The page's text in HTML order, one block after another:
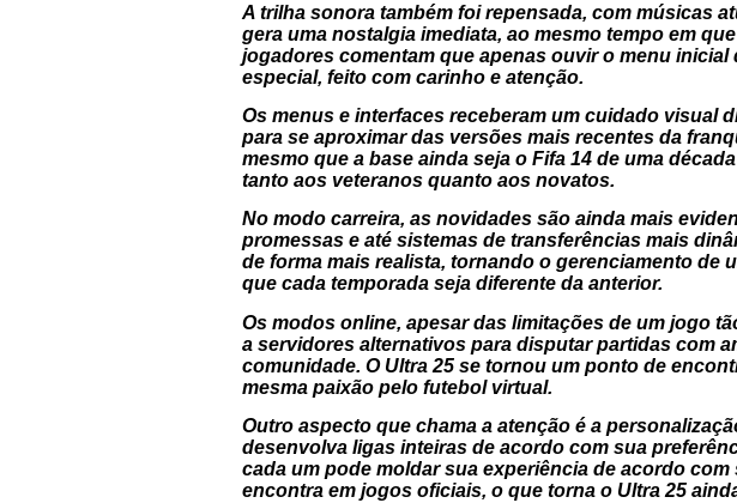
A trilha sonora também foi repensada, com músicas
gera uma nostalgia imediata, ao mesmo tempo em
jogadores comentam que apenas ouvir o menu
especial, feito com carinho e atenção.
Os menus e interfaces receberam um cuidado visual
para se aproximar das versões mais recentes da
mesmo que a base ainda seja o Fifa 14 de uma
tanto aos veteranos quanto aos novatos.
No modo carreira, as novidades são ainda mais
promessas e até sistemas de transferências mais
de forma mais realista, tornando o gerenciamento de
que cada temporada seja diferente da anterior.
Os modos online, apesar das limitações de um jogo
a servidores alternativos para disputar partidas com
comunidade. O Ultra 25 se tornou um ponto de
mesma paixão pelo futebol virtual.
Outro aspecto que chama a atenção é a
desenvolva ligas inteiras de acordo com sua
cada um pode moldar sua experiência de acordo
encontra em jogos oficiais, o que torna o Ultra 25